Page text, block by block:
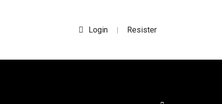
Login | Resister